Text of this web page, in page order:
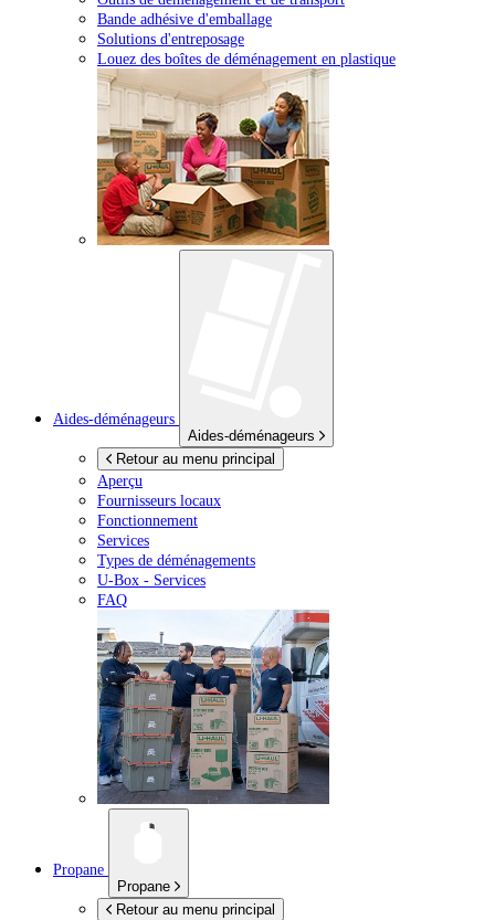
Bande adhésive d'emballage
Solutions d'entreposage
Louez des boîtes de déménagement en plastique
Aides-déménageurs
Aides-déménageurs
Retour au menu principal
Aperçu
Fournisseurs locaux
Fonctionnement
Services
Types de déménagements
U-Box - Services
FAQ
Propane
Propane
Retour au menu principal